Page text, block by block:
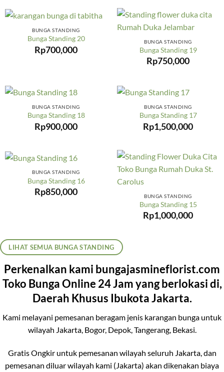
BUNGA STANDING
Bunga Standing 20
Rp700,000
BUNGA STANDING
Bunga Standing 19
Rp750,000
BUNGA STANDING
Bunga Standing 18
Rp900,000
BUNGA STANDING
Bunga Standing 17
Rp1,500,000
BUNGA STANDING
Bunga Standing 16
Rp850,000 BUNGA STANDING
Bunga Standing 15
Rp1,000,000
LIHAT SEMUA BUNGA STANDING
Perkenalkan kami bungajasmineflorist.com
Toko Bunga Online 24 Jam yang berlokasi di,
Daerah Khusus Ibukota Jakarta.
Kami melayani pemesanan beragam jenis karangan bunga untuk
wilayah Jakarta, Bogor, Depok, Tangerang, Bekasi.
Gratis Ongkir untuk pemesanan wilayah seluruh Jakarta, dan
pemesanan diluar wilayah kami (Jakarta) akan dikenakan biaya